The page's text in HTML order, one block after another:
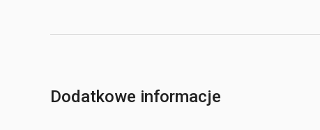
Dodatkowe informacje